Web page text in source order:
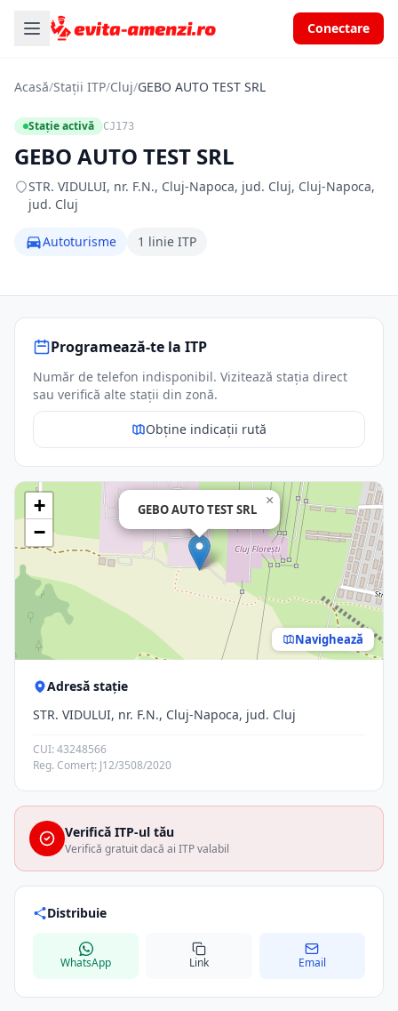
Conectare
Acasă/Stații ITP/Cluj/GEBO AUTO TEST SRL
Stație activă CJ173
GEBO AUTO TEST SRL
STR. VIDULUI, nr. F.N., Cluj-Napoca, jud. Cluj, Cluj-Napoca,
jud. Cluj
Autoturisme 1 linie ITP
Programează-te la ITP
Număr de telefon indisponibil. Vizitează stația direct
sau verifică alte stații din zonă.
Obține indicații rută
GEBO AUTO TEST SRL
×
+
−
Navighează
Adresă stație
STR. VIDULUI, nr. F.N., Cluj-Napoca, jud. Cluj
CUI: 43248566
Reg. Comerț: J12/3508/2020
Verifică ITP-ul tău
Verifică gratuit dacă ai ITP valabil
Distribuie
WhatsApp Link Email